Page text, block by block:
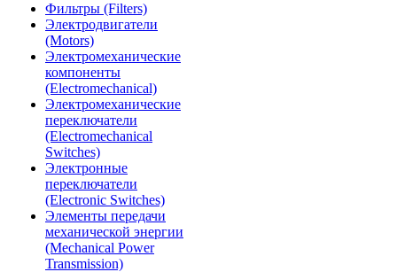
Фильтры (Filters)
Электродвигатели
(Motors)
Электромеханические
компоненты
(Electromechanical)
Электромеханические
переключатели
(Electromechanical
Switches)
Электронные
переключатели
(Electronic Switches)
Элементы передачи
механической энергии
(Mechanical Power
Transmission)